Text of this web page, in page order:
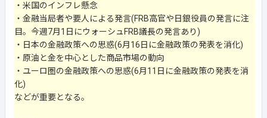
・米国のインフレ懸念
・金融当局者や要人による発言(FRB高官や日銀役員の発言に注
目。今週7月1日にウォーシュFRB議長の発言あり)
・日本の金融政策への思惑(6月16日に金融政策の発表を消化)
・原油と金を中心とした商品市場の動向
・ユーロ圏の金融政策への思惑(6月11日に金融政策の発表を消
化)
などが重要となる。